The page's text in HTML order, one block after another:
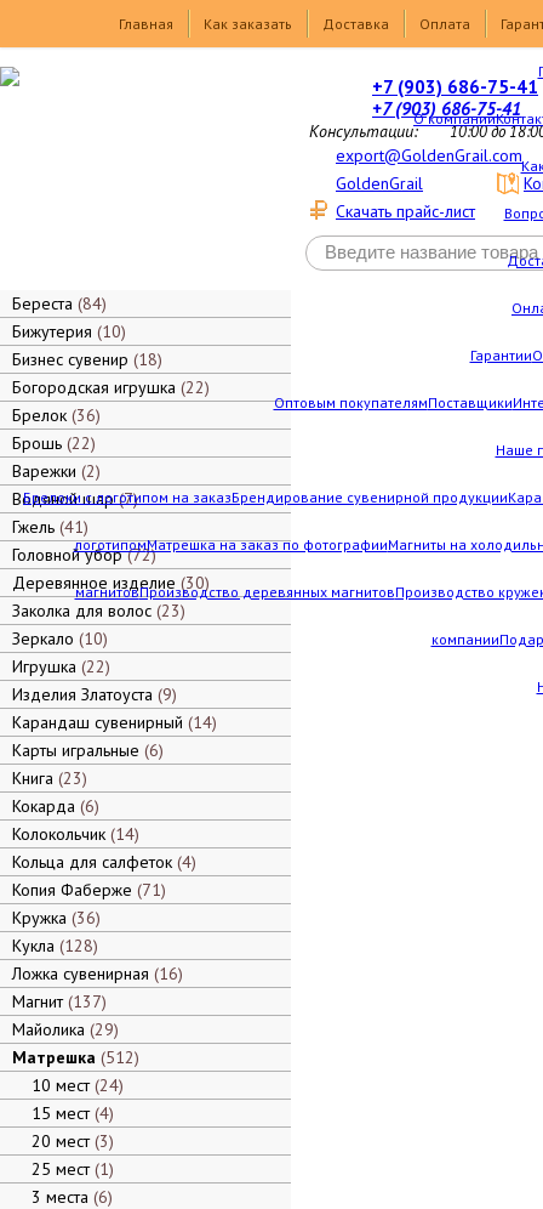
Главная
Как заказать Доставка Оплата
О компании
Гарантии
Оптовым покупателямПоставщики
Наше
Брелоки с логотипом на заказБрендирование сувенирной продукции
логотипомМатрешка на заказ по фотографииМагниты на
магнитовПроизводство деревянных магнитовПроизводство
компании
+7 (903) 686-75-41
+7 (903) 686-75-41
Консультации: 10:00 до
export@GoldenGrail.com
GoldenGrail
Скачать прайс-лист
Береста 84
Бижутерия 10
Бизнес сувенир 18
Богородская игрушка 22
Брелок 36
Брошь 22
Варежки 2
Водяной шар 7
Гжель 41
Головной убор 72
Деревянное изделие 30
Заколка для волос 23
Зеркало 10
Игрушка 22
Изделия Златоуста 9
Карандаш сувенирный 14
Карты игральные 6
Книга 23
Кокарда 6
Колокольчик 14
Кольца для салфеток 4
Копия Фаберже 71
Кружка 36
Кукла 128
Ложка сувенирная 16
Магнит 137
Майолика 29
Матрешка 512
10 мест 24
15 мест 4
20 мест 3
25 мест 1
3 места 6